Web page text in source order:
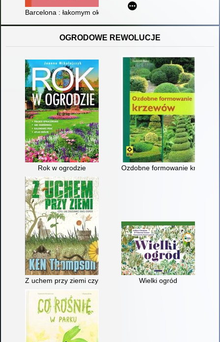
Barcelona : łakomym okiem
OGRODOWE REWOLUCJE
Rok w ogrodzie Ozdobne formowanie krzewów
Z uchem przy ziemi czyli jak zrozumieć swój ogród
Wielki ogród